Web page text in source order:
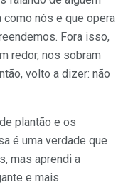
nós e que opera
Fora isso,
redor, nos sobram
volto a dizer: não
plantão e os
é uma verdade que
mas aprendi a
e mais